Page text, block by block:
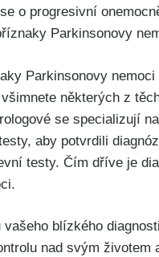
o progresivní
Parkinsonovy
Parkinsonovy
některých z
se specializují
aby potvrdili
testy. Čím dříve je
vašeho blízkého
nad svým životem